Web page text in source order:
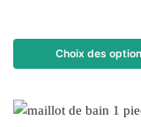
Choix des